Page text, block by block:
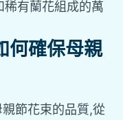
稀有蘭花組成的萬
確保母親
節花束的品質,從